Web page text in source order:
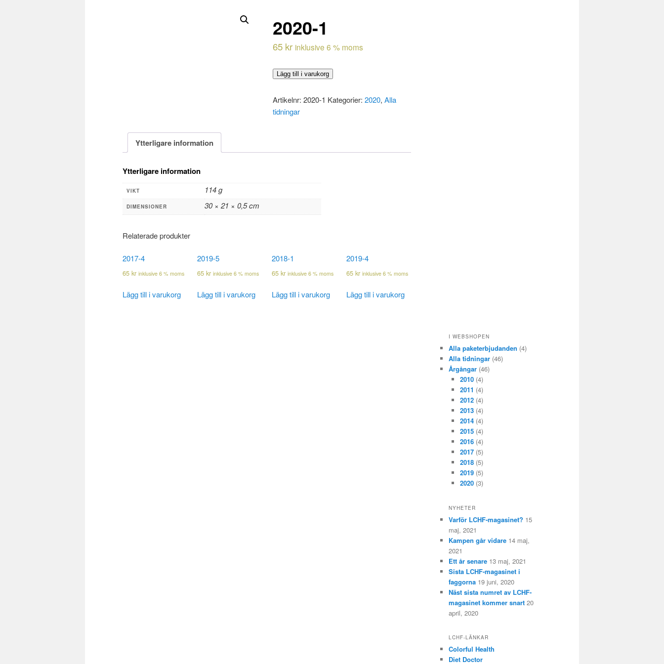
2020-1
65 kr inklusive 6 % moms
2020-
mängd
Lägg till i varukorg
Artikelnr: 2020-1 Kategorier: 2020, Alla
tidningar
Ytterligare information
Ytterligare information
VIKT 114 g
DIMENSIONER 30 × 21 × 0,5 cm
Relaterade produkter
2017-4
65 kr inklusive 6 % moms
Lägg till i varukorg
2019-5
65 kr inklusive 6 % moms
Lägg till i varukorg
2018-1
65 kr inklusive 6 % moms
Lägg till i varukorg
2019-4
65 kr inklusive 6 % moms
Lägg till i varukorg
I WEBSHOPEN
Alla paketerbjudanden (4)
Alla tidningar (46)
Årgångar (46)
2010 (4)
2011 (4)
2012 (4)
2013 (4)
2014 (4)
2015 (4)
2016 (4)
2017 (5)
2018 (5)
2019 (5)
2020 (3)
NYHETER
Varför LCHF-magasinet? 15
maj, 2021
Kampen går vidare 14 maj,
2021
Ett år senare 13 maj, 2021
Sista LCHF-magasinet i
faggorna 19 juni, 2020
Näst sista numret av LCHF-
magasinet kommer snart 20
april, 2020
LCHF-LÄNKAR
Colorful Health
Diet Doctor